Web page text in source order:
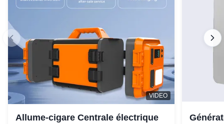
VIDEO
Allume-cigare Centrale électrique